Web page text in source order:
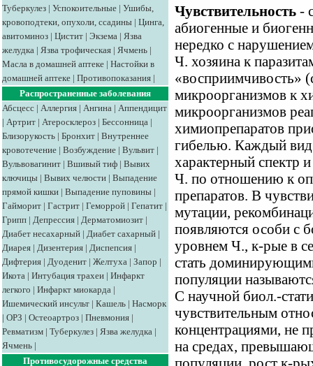
Туберкулез | Успокоительные | Ушибы,
кровоподтеки, опухоли, ссадины | Цинга,
авитоминоз | Цистит | Экзема | Язва
желудка | Язва трофическая | Ячмень |
Масла в домашней аптеке | Настойки в
домашней аптеке | Противопоказания |
Распространенные заболевания
Абсцесс | Аллергия | Ангина | Аппендицит
| Артрит | Атеросклероз | Бессонница |
Близорукость | Бронхит | Внутреннее
кровотечение | Возбуждение | Вульвит |
Вульвовагинит | Вшивый тиф | Вывих
ключицы | Вывих челюсти | Выпадение
прямой кишки | Выпадение пуповины |
Гайморит | Гастрит | Геморрой | Гепатит |
Грипп | Депрессия | Дерматомиозит |
Диабет несахарный | Диабет сахарный |
Диарея | Дизентерия | Диспепсия |
Дифтерия | Дуоденит | Желтуха | Запор |
Икота | Интубация трахеи | Инфаркт
легкого | Инфаркт миокарда |
Ишемический инсульт | Кашель | Насморк
| ОРЗ | Остеоартроз | Пневмония |
Ревматизм | Туберкулез | Язва желудка |
Ячмень |
Противосудорожные средства
Чувствительность -
абиогенные и
нередко с
Ч. хозяина к
«восприимчивость»
микроорганизмов к
микроорганизмов
химиопрепаратов
гибелью. Каждый вид
характерный спектр
Ч. по отношению к
препаратов. В
мутации,
появляются особи с
уровнем Ч., к-рые в
стать
популяции
С научной биол.-
чувствительным
концентрациями, не
на средах,